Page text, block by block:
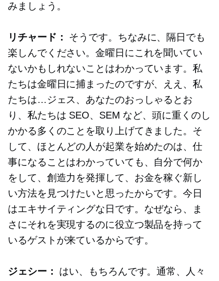
みましょう。
リチャード：
そうです。ちなみに、隔日でも
楽しんでください。金曜日にこれを聞いてい
ないかもしれないことはわかっています。私
たちは金曜日に捕まったのですが、ええ、私
たちは…ジェス、あなたのおっしゃるとお
り、私たちは SEO、SEM など、頭に重くのし
かかる多くのことを取り上げてきました。そ
して、ほとんどの人が起業を始めたのは、仕
事になることはわかっていても、自分で何か
をして、創造力を発揮して、お金を稼ぐ新し
い方法を見つけたいと思ったからです。今日
はエキサイティングな日です。なぜなら、ま
さにそれを実現するのに役立つ製品を持って
いるゲストが来ているからです。
ジェシー：
はい、もちろんです。通常、人々